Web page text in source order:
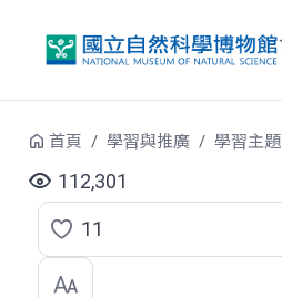
首頁 學習與推廣 學習主題
112,301
點
選
11